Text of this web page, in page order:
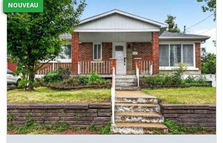
NOUVEAU